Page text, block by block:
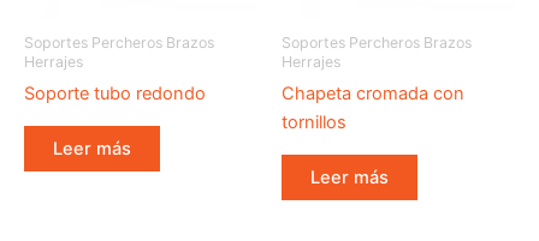
Soportes Percheros Brazos
Herrajes
Soporte tubo redondo
Leer más
Soportes Percheros Brazos
Herrajes
Chapeta cromada con
tornillos
Leer más